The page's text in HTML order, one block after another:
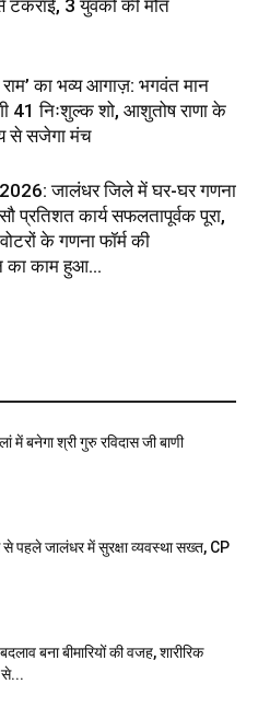
टकराई, 3 युवकों की मौत
राम’ का भव्य आगाज़: भगवंत मान
41 निःशुल्क शो, आशुतोष राणा के
से सजेगा मंच
जालंधर जिले में घर-घर गणना
प्रतिशत कार्य सफलतापूर्वक पूरा,
के गणना फॉर्म की
का काम हुआ...
में बनेगा श्री गुरु रविदास जी बाणी
से पहले जालंधर में सुरक्षा व्यवस्था सख्त, CP
बना बीमारियों की वजह, शारीरिक
से...